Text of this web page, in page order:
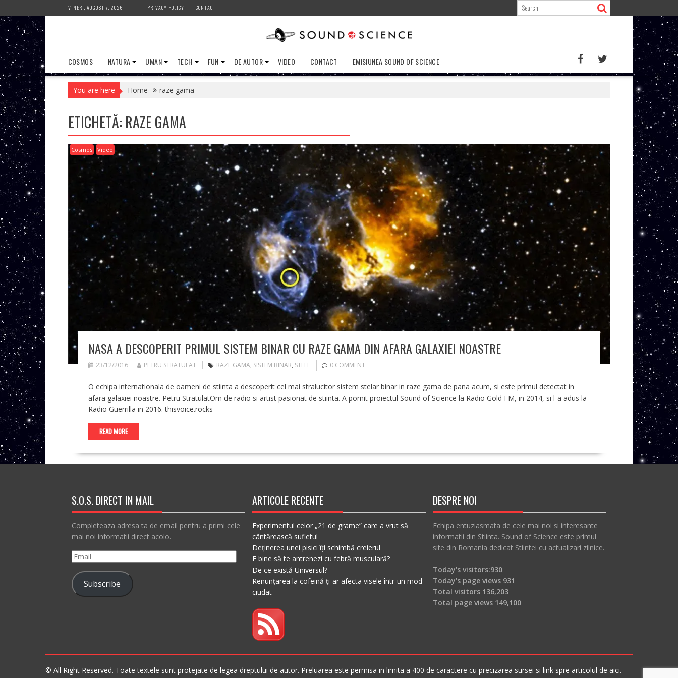
to
content
VINERI, AUGUST 7, 2026 PRIVACY POLICY CONTACT
COSMOS NATURA UMAN TECH FUN DE AUTOR VIDEO CONTACT EMISIUNEA SOUND OF SCIENCE
You are here Home raze gama
ETICHETĂ: RAZE GAMA
Cosmos Video
NASA A DESCOPERIT PRIMUL SISTEM BINAR CU RAZE GAMA DIN AFARA GALAXIEI NOASTRE
23/12/2016 PETRU STRATULAT RAZE GAMA, SISTEM BINAR, STELE 0 COMMENT
O echipa internationala de oameni de stiinta a descoperit cel mai stralucitor sistem stelar binar in raze gama de pana acum, si este primul detectat in
afara galaxiei noastre. Petru StratulatOm de radio si artist pasionat de stiinta. A pornit proiectul Sound of Science la Radio Gold FM, in 2014, si l-a adus la
Radio Guerrilla in 2016. thisvoice.rocks
READ MORE
S.O.S. DIRECT IN MAIL
Completeaza adresa ta de email pentru a primi cele
mai noi informatii direct acolo.
Email
Subscribe
ARTICOLE RECENTE
Experimentul celor „21 de grame” care a vrut să
cântărească sufletul
Deținerea unei pisici îți schimbă creierul
E bine să te antrenezi cu febră musculară?
De ce există Universul?
Renunțarea la cofeină ți-ar afecta visele într-un mod
ciudat
DESPRE NOI
Echipa entuziasmata de cele mai noi si interesante
informatii din Stiinta. Sound of Science este primul
site din Romania dedicat Stiintei cu actualizari zilnice.
Today's visitors:930
Today's page views 931
Total visitors 136,203
Total page views 149,100
© All Right Reserved. Toate textele sunt protejate de legea dreptului de autor. Preluarea este permisa in limita a 400 de caractere cu precizarea sursei si link spre articolul de aici.